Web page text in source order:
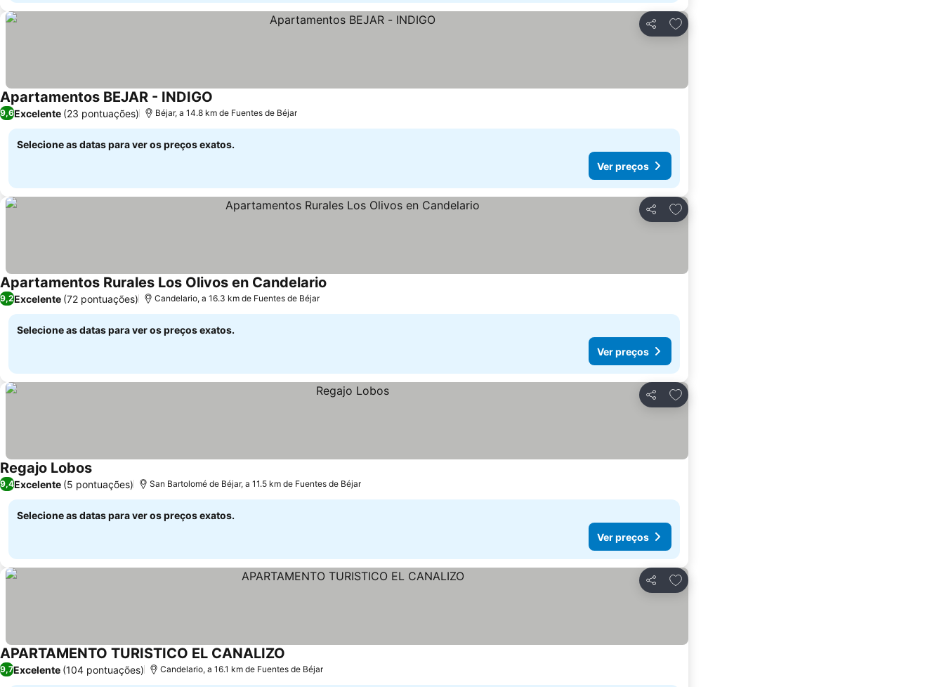
Partilhar
Adicionar aos favoritos
Apartamentos BEJAR - INDIGO
9,6Excelente (23 pontuações) Béjar, a 14.8 km de Fuentes de Béjar
Selecione as datas para ver os preços exatos.
Ver preços
Partilhar
Adicionar aos favoritos
Apartamentos Rurales Los Olivos en Candelario
9,2Excelente (72 pontuações) Candelario, a 16.3 km de Fuentes de Béjar
Selecione as datas para ver os preços exatos.
Ver preços
Partilhar
Adicionar aos favoritos
Regajo Lobos
9,4Excelente (5 pontuações) San Bartolomé de Béjar, a 11.5 km de Fuentes de Béjar
Selecione as datas para ver os preços exatos.
Ver preços
Partilhar
Adicionar aos favoritos
APARTAMENTO TURISTICO EL CANALIZO
9,7Excelente (104 pontuações) Candelario, a 16.1 km de Fuentes de Béjar